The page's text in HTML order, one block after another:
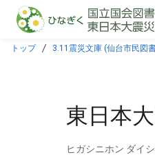
本文に飛ぶ
トップ 3.11震災文庫 (仙台市民図
東日本
ヒガシニホン ダイ